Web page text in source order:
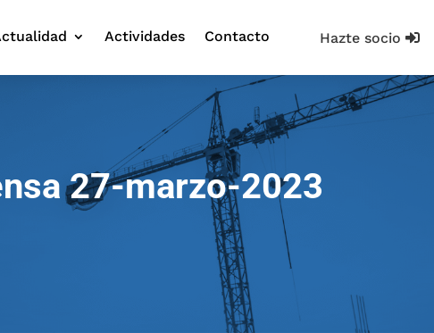
Hazte socio
Actividades Contacto
27-marzo-2023